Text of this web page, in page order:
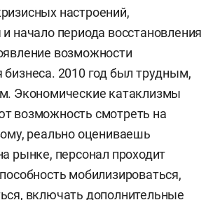
настроений,
начало периода восстановления
возможности
бизнеса. 2010 год был трудным,
Экономические катаклизмы
возможность смотреть на
реально оцениваешь
рынке, персонал проходит
мобилизироваться,
включать дополнительные